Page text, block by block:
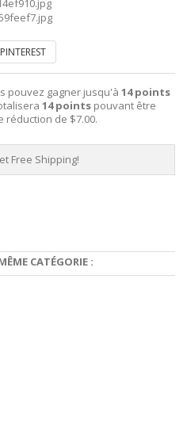
PINTEREST
pouvez gagner jusqu'à 14points
14points pouvant être
réduction de $7.00.
Free Shipping!
CATÉGORIE :